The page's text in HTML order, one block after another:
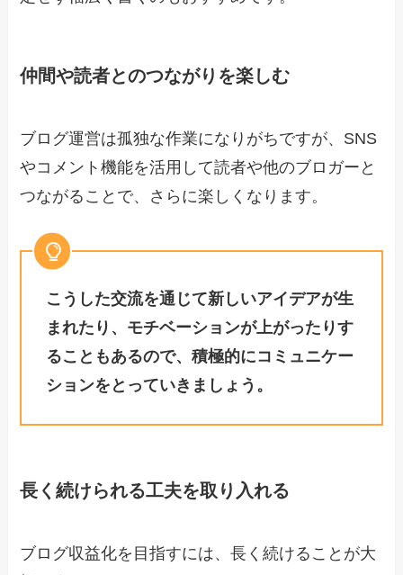
仲間や読者とのつながりを楽しむ
ブログ運営は孤独な作業になりがちですが、SNS
やコメント機能を活用して読者や他のブロガーと
つながることで、さらに楽しくなります。
こうした交流を通じて新しいアイデアが生
まれたり、モチベーションが上がったりす
ることもあるので、積極的にコミュニケー
ションをとっていきましょう。
長く続けられる工夫を取り入れる
ブログ収益化を目指すには、長く続けることが大